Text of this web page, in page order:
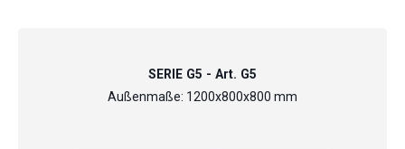
SERIE G5 - Art. G5
Außenmaße: 1200x800x800 mm